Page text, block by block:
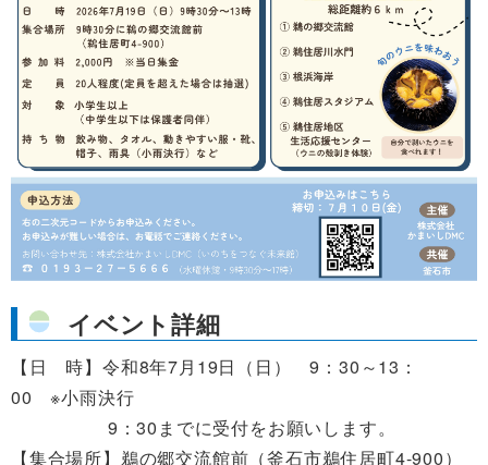
イベント詳細
【日 時】令和8年7月19日（日） 9：30～13：
00 ※小雨決行
9：30までに受付をお願いします。
【集合場所】鵜の郷交流館前（釜石市鵜住居町4-900）